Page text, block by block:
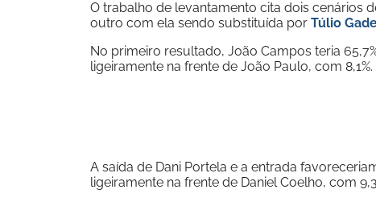
O trabalho de levantamento cita dois cenários
outro com ela sendo substituída por Túlio
No primeiro resultado, João Campos teria
ligeiramente na frente de João Paulo, com 8,1%.
A saída de Dani Portela e a entrada
ligeiramente na frente de Daniel Coelho, com